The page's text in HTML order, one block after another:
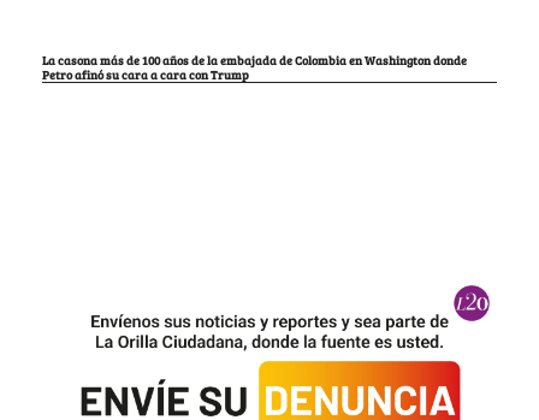
La casona más de 100 años de la embajada de Colombia en Washington donde
Petro afinó su cara a cara con Trump